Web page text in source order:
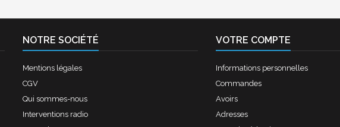
NOTRE SOCIÉTÉ
Mentions légales
CGV
Qui sommes-nous
Interventions radio
VOTRE COMPTE
Informations personnelles
Commandes
Avoirs
Adresses